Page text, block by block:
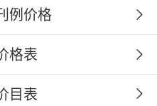
例价格
格表
目表